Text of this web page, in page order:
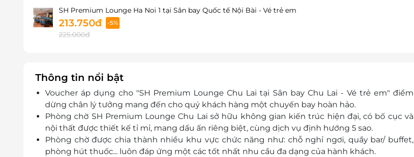
SH Premium Lounge Ha Noi 1 tại Sân bay Quốc tế Nội Bài - Vé trẻ em
213.750đ -5%
225.000đ
Thông tin nổi bật
Voucher áp dụng cho "SH Premium Lounge Chu Lai tại Sân bay Chu Lai - Vé trẻ em" điểm
dừng chân lý tưởng mang đến cho quý khách hàng một chuyến bay hoàn hảo.
Phòng chờ SH Premium Lounge Chu Lai sở hữu không gian kiến trúc hiện đại, có bố cục và
nội thất được thiết kế tỉ mỉ, mang dấu ấn riêng biệt, cùng dịch vụ định hướng 5 sao.
Phòng chờ được chia thành nhiều khu vực chức năng như: chỗ nghỉ ngơi, quầy bar/ buffet,
phòng hút thuốc... luôn đáp ứng một các tốt nhất nhu cầu đa dạng của hành khách.